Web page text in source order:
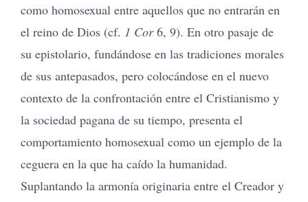
como homosexual entre aquellos que no entrarán en
el reino de Dios (cf. 1 Cor6, 9). En otro pasaje de
su epistolario, fundándose en las tradiciones morales
de sus antepasados, pero colocándose en el nuevo
contexto de la confrontación entre el Cristianismo y
la sociedad pagana de su tiempo, presenta el
comportamiento homosexual como un ejemplo de la
ceguera en la que ha caído la humanidad.
Suplantando la armonía originaria entre el Creador y